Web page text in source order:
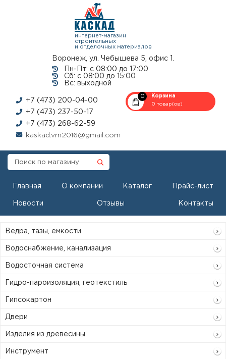
интернет-магазин
строительных
и отделочных материалов
Воронеж, ул. Чебышева 5, офис 1.
Пн-Пт: с 08:00 до 17:00
Сб: с 08:00 до 15:00
Вс: выходной
+7 (473) 200-04-00
+7 (473) 237-50-17
+7 (473) 268-62-59
kaskad.vrn2016@gmail.com
0
Корзина
0 товар(ов)
Главная О компании Каталог Прайс-лист
Новости Отзывы Контакты
Ведра, тазы, емкости
Водоснабжение, канализация
Водосточная система
Гидро-пароизоляция, геотекстиль
Гипсокартон
Двери
Изделия из древесины
Инструмент